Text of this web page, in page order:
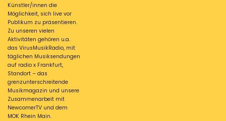
Künstler/innen die
Möglichkeit, sich live vor
Publikum zu präsentieren.
Zu unseren vielen
Aktivitäten gehören u.a.
das VirusMusikRadio, mit
täglichen Musiksendungen
auf radio x Frankfurt,
Standort – das
grenzunterschreitende
Musikmagazin und unsere
Zusammenarbeit mit
NewcomerTV und dem
MOK Rhein Main.